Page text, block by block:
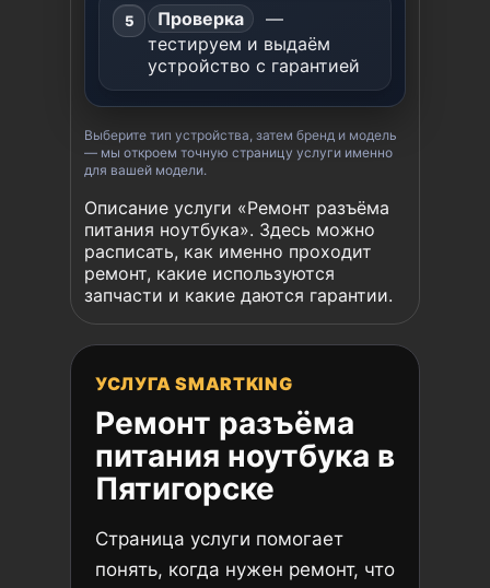
Проверка
—
тестируем и выдаём
устройство с гарантией
Выберите тип устройства, затем бренд и модель
— мы откроем точную страницу услуги именно
для вашей модели.
Описание услуги «Ремонт разъёма
питания ноутбука». Здесь можно
расписать, как именно проходит
ремонт, какие используются
запчасти и какие даются гарантии.
УСЛУГА SMARTKING
Ремонт разъёма
питания ноутбука в
Пятигорске
Страница услуги помогает
понять, когда нужен ремонт, что